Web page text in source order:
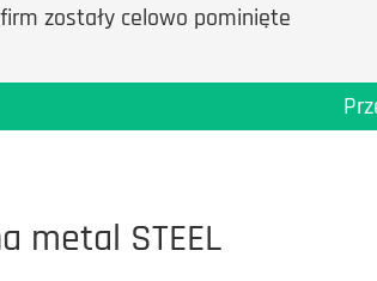
zostały celowo pominięte
metal STEEL